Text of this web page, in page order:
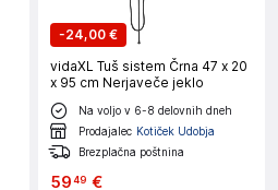
-24,00 €
vidaXL Tuš sistem Črna 47 x 20
x 95 cm Nerjaveče jeklo
Na voljo v 6-8 delovnih dneh
Prodajalec Kotiček Udobja
Brezplačna poštnina
5949 €